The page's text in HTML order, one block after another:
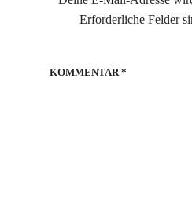
Erforderliche Felder
KOMMENTAR *